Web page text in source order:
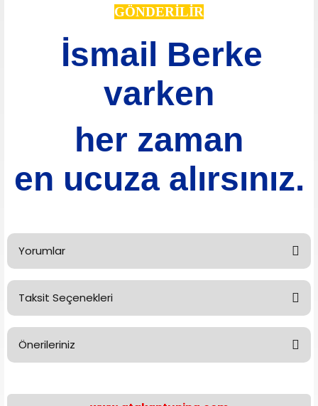
GÖNDERİLİR
İsmail Berke
varken
her zaman
en ucuza alırsınız.
Yorumlar
Bu ürüne ilk yorumu siz yapın!
Taksit Seçenekleri
Önerileriniz